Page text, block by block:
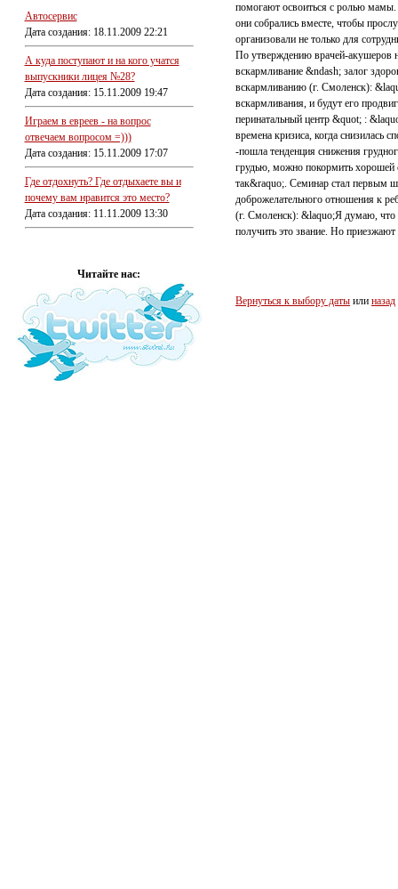
Автосервис
Дата создания: 18.11.2009 22:21
А куда поступают и на кого учатся
выпускники лицея №28?
Дата создания: 15.11.2009 19:47
Играем в евреев - на вопрос
отвечаем вопросом =)))
Дата создания: 15.11.2009 17:07
Где отдохнуть? Где отдыхаете вы и
почему вам нравится это место?
Дата создания: 11.11.2009 13:30
Читайте нас:
помогают освоиться с ролью мамы.
они собрались вместе, чтобы
организовали не только для
По утверждению врачей-акушеров
вскармливание &ndash; залог
вскармливанию (г. Смоленск):
вскармливания, и будут его
перинатальный центр &quot; :
времена кризиса, когда снизилась
-пошла тенденция снижения
грудью, можно покормить хорошей
так&raquo;. Семинар стал первым
доброжелательного отношения к
(г. Смоленск): &laquo;Я думаю, что
получить это звание. Но
Вернуться к выбору даты или назад